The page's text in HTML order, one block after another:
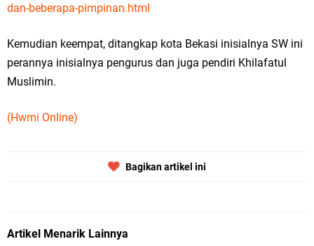
dan-beberapa-pimpinan.html
Kemudian keempat, ditangkap kota Bekasi inisialnya SW ini
perannya inisialnya pengurus dan juga pendiri Khilafatul
Muslimin.
(Hwmi Online)
Bagikan artikel ini
Artikel Menarik Lainnya